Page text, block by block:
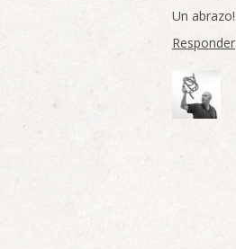
Un abrazo!
Responder